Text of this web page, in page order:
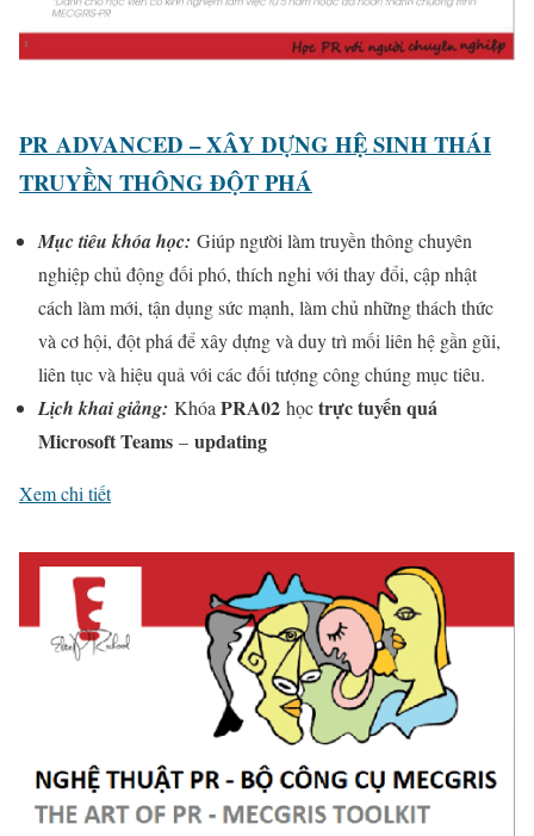
PR ADVANCED – XÂY DỰNG HỆ SINH THÁI
TRUYỀN THÔNG ĐỘT PHÁ
Mục tiêu khóa học: Giúp người làm truyền thông chuyên
nghiệp chủ động đối phó, thích nghi với thay đổi, cập nhật
cách làm mới, tận dụng sức mạnh, làm chủ những thách thức
và cơ hội, đột phá để xây dựng và duy trì mối liên hệ gần gũi,
liên tục và hiệu quả với các đối tượng công chúng mục tiêu.
Lịch khai giảng: Khóa PRA02 họctrực tuyến quá
Microsoft Teams – updating
Xem chi tiết